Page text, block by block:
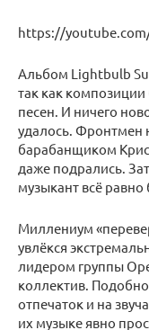
https://youtube.com/
Альбом Lightbulb
так как
песен. И ничего
удалось. Фронтмен
барабанщиком
даже подрались.
музыкант всё равно
Миллениум
увлёкся
лидером группы
коллектив.
отпечаток и на
их музыке явно